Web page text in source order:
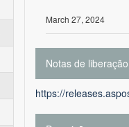
March 27, 2024
Notas de liberação
https://